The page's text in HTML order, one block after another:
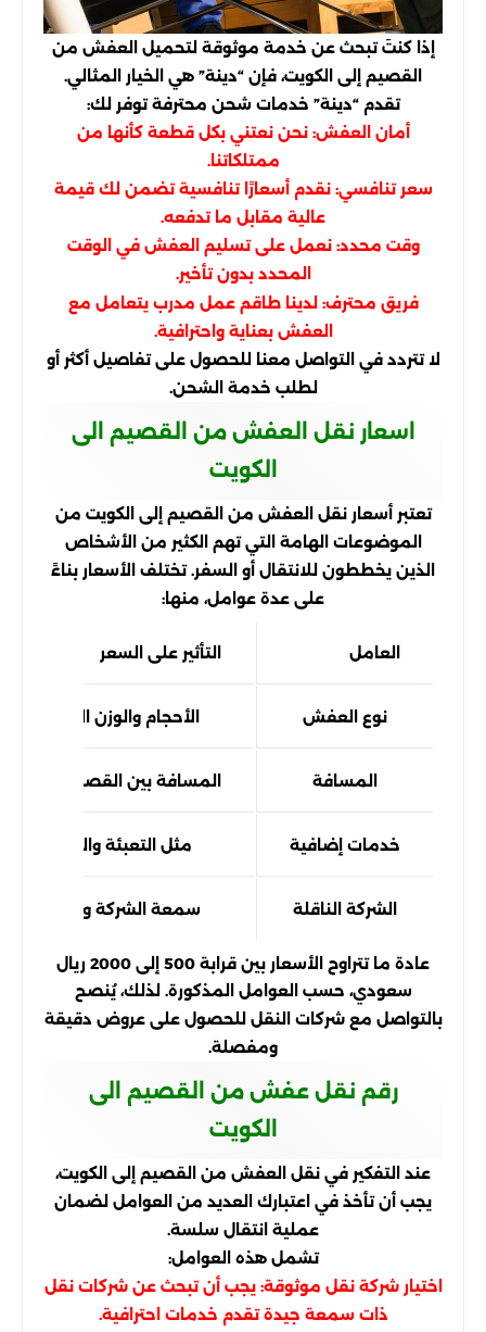
إذا كنتَ تبحث عن خدمة موثوقة لتحميل العفش من
القصيم إلى الكويت، فإن “دينة” هي الخيار المثالي.
تقدم “دينة” خدمات شحن محترفة توفر لك:
أمان العفش: نحن نعتني بكل قطعة كأنها من
ممتلكاتنا.
سعر تنافسي: نقدم أسعارًا تنافسية تضمن لك قيمة
عالية مقابل ما تدفعه.
وقت محدد: نعمل على تسليم العفش في الوقت
المحدد بدون تأخير.
فريق محترف: لدينا طاقم عمل مدرب يتعامل مع
العفش بعناية واحترافية.
لا تتردد في التواصل معنا للحصول على تفاصيل أكثر أو
لطلب خدمة الشحن.
اسعار نقل العفش من القصيم الى
الكويت
تعتبر أسعار نقل العفش من القصيم إلى الكويت من
الموضوعات الهامة التي تهم الكثير من الأشخاص
الذين يخططون للانتقال أو السفر. تختلف الأسعار بناءً
على عدة عوامل، منها:
العامل التأثير على السعر
نوع العفش الأحجام والوزن المختلف
المسافة المسافة بين القصيم والكويت
خدمات إضافية مثل التعبئة والتغليف
الشركة الناقلة سمعة الشركة وكفاءتها
عادة ما تتراوح الأسعار بين قرابة 500 إلى 2000 ريال
سعودي، حسب العوامل المذكورة. لذلك، يُنصح
بالتواصل مع شركات النقل للحصول على عروض دقيقة
ومفصلة.
رقم نقل عفش من القصيم الى
الكويت
عند التفكير في نقل العفش من القصيم إلى الكويت،
يجب أن تأخذ في اعتبارك العديد من العوامل لضمان
عملية انتقال سلسة.
تشمل هذه العوامل:
اختيار شركة نقل موثوقة: يجب أن تبحث عن شركات نقل
ذات سمعة جيدة تقدم خدمات احترافية.